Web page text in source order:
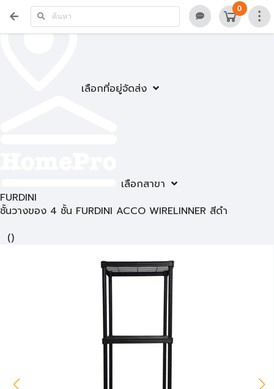
เลือกที่อยู่จัดส่ง
เลือกสาขา
0
FURDINI
ชั้นวางของ 4 ชั้น FURDINI ACCO WIRELINNER สีดำ
()